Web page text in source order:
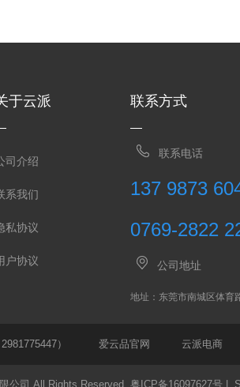
于云派
司介绍
系我们
私协议
户协议
联系方式
联系电话
137 9873
0769-2822
公司地址
地址：东莞市南城区体育
） 爱云品官网 云派电商
公司 All Rights Reserved. 粤ICP备16097627号